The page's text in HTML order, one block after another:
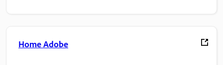
Home Adobe